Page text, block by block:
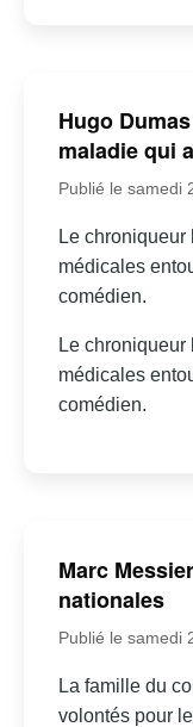
Hugo
maladie qui
Publié le samedi
Le
médicales
comédien.
Le
médicales
comédien.
Marc
nationales
Publié le samedi
La famille du
volontés pour